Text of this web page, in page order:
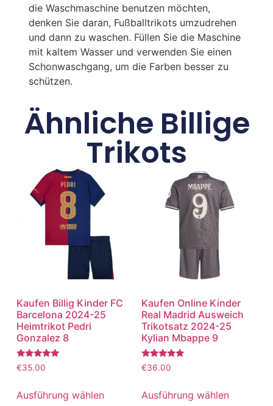
die Waschmaschine benutzen möchten,
denken Sie daran, Fußballtrikots umzudrehen
und dann zu waschen. Füllen Sie die Maschine
mit kaltem Wasser und verwenden Sie einen
Schonwaschgang, um die Farben besser zu
schützen.
Ähnliche Billige
Trikots
Kaufen Billig Kinder FC
Barcelona 2024-25
Heimtrikot Pedri
Gonzalez 8
Bewertet
mit
€35.00
Ausführung wählen
Kaufen Online Kinder
Real Madrid Ausweich
Trikotsatz 2024-25
Kylian Mbappe 9
Bewertet
mit
€36.00
Ausführung wählen